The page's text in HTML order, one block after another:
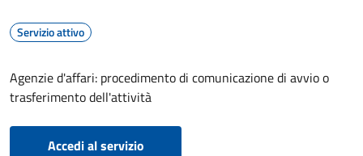
Servizio attivo
Agenzie d'affari: procedimento di comunicazione di avvio o
trasferimento dell'attività
Accedi al servizio